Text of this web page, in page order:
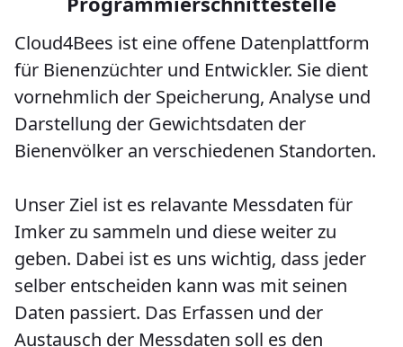
Cloud4Bees ist eine offene Datenplattform
für Bienenzüchter und Entwickler. Sie dient
vornehmlich der Speicherung, Analyse und
Darstellung der Gewichtsdaten der
Bienenvölker an verschiedenen Standorten.
Unser Ziel ist es relavante Messdaten für
Imker zu sammeln und diese weiter zu
geben. Dabei ist es uns wichtig, dass jeder
selber entscheiden kann was mit seinen
Daten passiert. Das Erfassen und der
Austausch der Messdaten soll es den